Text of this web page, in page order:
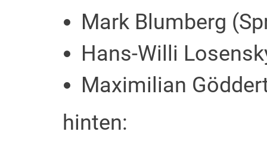
Mark Blumberg
Hans-Willi
Maximilian
hinten: